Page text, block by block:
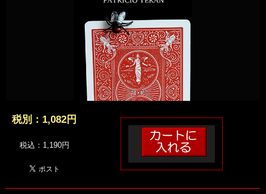
税別： 1,082円
税込：1,190円